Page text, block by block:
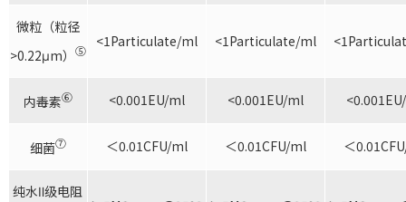
微粒（粒径
>0.22μm） ⑤
<1Particulate/ml <1Particulate/ml
内毒素⑥ <0.001EU/ml <0.001EU/ml
细菌⑦ ＜0.01CFU/ml ＜0.01CFU/ml ＜
纯水Ⅱ级电阻